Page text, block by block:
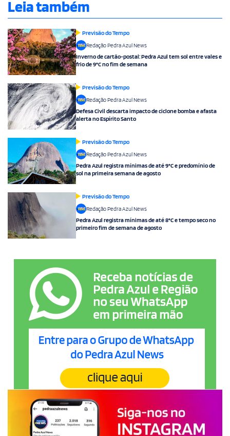
Leia também
Previsão do Tempo
Redação Pedra Azul News
Inverno de cartão-postal: Pedra Azul tem sol entre vales e
frio de 9°C no fim de semana
Previsão do Tempo
Redação Pedra Azul News
Defesa Civil descarta impacto de ciclone bomba e afasta
alerta no Espírito Santo
Previsão do Tempo
Redação Pedra Azul News
Pedra Azul registra mínimas de até 9°C e predomínio de
sol na primeira semana de agosto
Previsão do Tempo
Redação Pedra Azul News
Pedra Azul registra mínimas de até 8°C e tempo seco no
primeiro fim de semana de agosto